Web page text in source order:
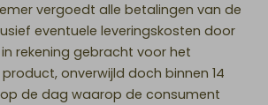
vergoedt alle betalingen van de
eventuele leveringskosten door
rekening gebracht voor het
onverwijld doch binnen 14
de dag waarop de consument